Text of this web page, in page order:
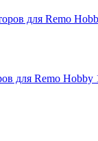
для Remo Hobby